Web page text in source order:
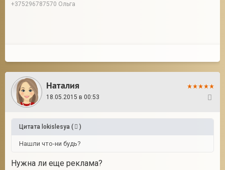
+375296787570 Ольга
Наталия
18.05.2015 в 00:53
Цитата lokislesya ( )
Нашли что-ни будь?
Нужна ли еще реклама?